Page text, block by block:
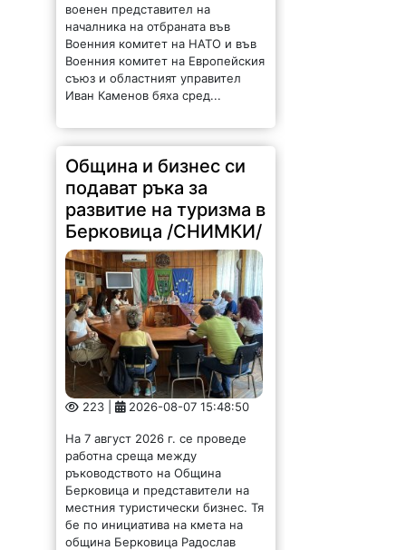
военен представител на
началника на отбраната във
Военния комитет на НАТО и във
Военния комитет на Европейския
съюз и областният управител
Иван Каменов бяха сред...
Община и бизнес си
подават ръка за
развитие на туризма в
Берковица /СНИМКИ/
223 | 2026-08-07 15:48:50
На 7 август 2026 г. се проведе
работна среща между
ръководството на Община
Берковица и представители на
местния туристически бизнес. Тя
бе по инициатива на кмета на
община Берковица Радослав